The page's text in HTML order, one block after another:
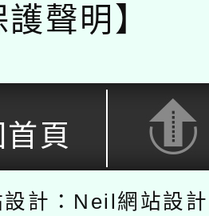
護聲明】
頁
設計：Neil網站設